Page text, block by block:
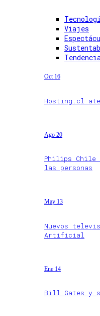
Viajes
Oct 16
Hosting.cl
Ago 20
Philips Chile
las personas
May 13
Nuevos
Artificial
Ene 14
Bill Gates y